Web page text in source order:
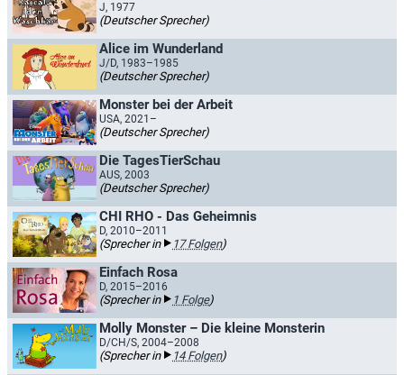
J, 1977
(Deutscher Sprecher)
Alice im Wunderland
J/D, 1983–1985
(Deutscher Sprecher)
Monster bei der Arbeit
USA, 2021–
(Deutscher Sprecher)
Die TagesTierSchau
AUS, 2003
(Deutscher Sprecher)
CHI RHO - Das Geheimnis
D, 2010–2011
(Sprecher in 17 Folgen)
Einfach Rosa
D, 2015–2016
(Sprecher in 1 Folge)
Molly Monster – Die kleine Monsterin
D/CH/S, 2004–2008
(Sprecher in 14 Folgen)